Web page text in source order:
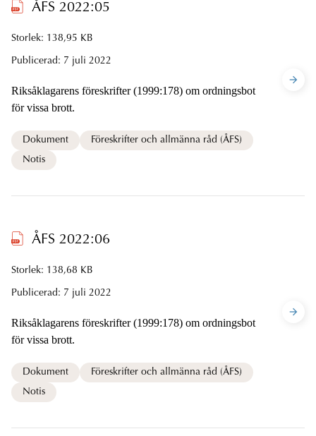
ÅFS 2022:05
Storlek: 138,95 KB
Publicerad: 7 juli 2022
Riksåklagarens föreskrifter (1999:178) om ordningsbot
för vissa brott.
Dokument
Föreskrifter och allmänna råd (ÅFS)
Notis
ÅFS 2022:06
Storlek: 138,68 KB
Publicerad: 7 juli 2022
Riksåklagarens föreskrifter (1999:178) om ordningsbot
för vissa brott.
Dokument
Föreskrifter och allmänna råd (ÅFS)
Notis